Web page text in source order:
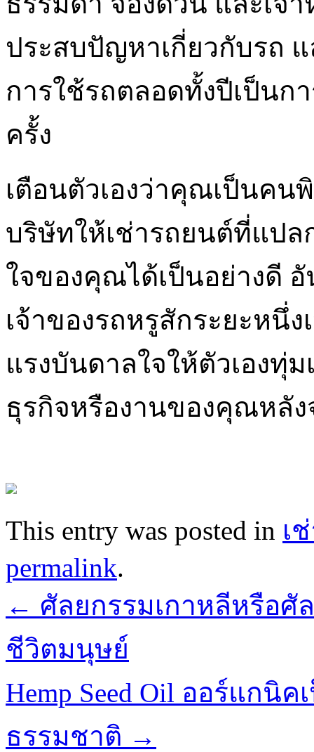
ประสบปัญหาเกี่ยวกับรถ
การใช้รถตลอดทั้งปีเป็นกา
ครั้ง
เตือนตัวเองว่าคุณเป็นคน
บริษัทให้เช่ารถยนต์ที่แปล
ใจของคุณได้เป็นอย่างดี อั
เจ้าของรถหรูสักระยะหนึ่
แรงบันดาลใจให้ตัวเองทุ่
ธุรกิจหรืองานของคุณหลั
This entry was posted in เ
permalink.
← ศัลยกรรมเกาหลีหรือศั
ชีวิตมนุษย์
Hemp Seed Oil ออร์แกนิ
ธรรมชาติ →